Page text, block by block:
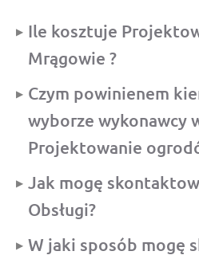
Ile kosztuje
Mrągowie ?
Czym powinienem
wyborze wykonawcy
Projektowanie
Jak mogę
Obsługi?
W jaki sposób mogę